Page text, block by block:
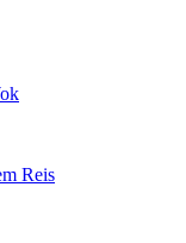
Reis